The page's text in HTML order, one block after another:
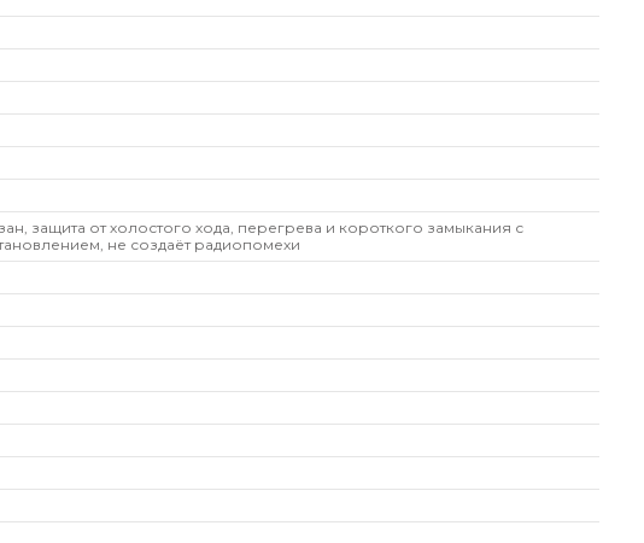
защита от холостого хода, перегрева и короткого замыкания с
не создаёт радиопомехи